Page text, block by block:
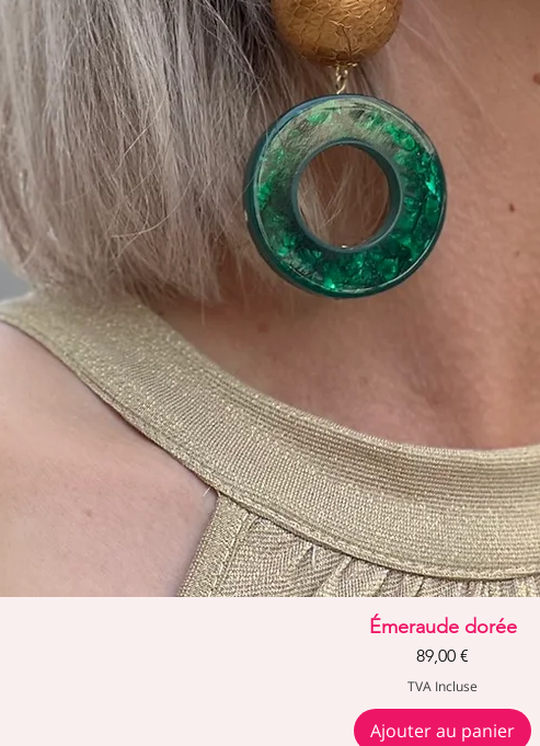
Aperçu rapide
Émeraude dorée
Prix
89,00 €
TVA Incluse
Ajouter au panier